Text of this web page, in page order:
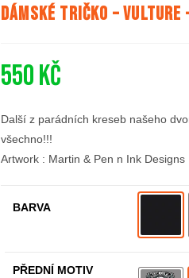
Dámské tričko – Vulture
550Kč
Další z parádních kreseb našeho
všechno!!!
Artwork : Martin & Pen n Ink Designs
BARVA
PŘEDNÍ MOTIV